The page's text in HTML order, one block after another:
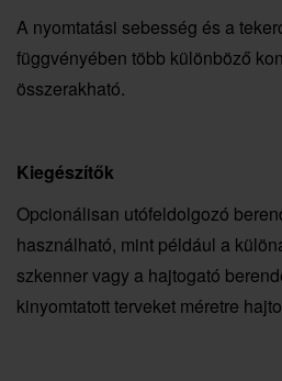
A nyomtatási sebesség és a
függvényében több különböző
összerakható.
Kiegészítők
Opcionálisan utófeldolgozó
használható, mint például a
szkenner vagy a hajtogató
kinyomtatott terveket méretre